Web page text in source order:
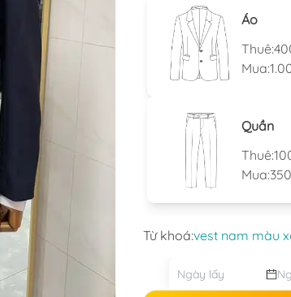
Áo
Thuê:
Mua:
Quần
Thuê:
Mua:
Từ khoá:vest nam màu